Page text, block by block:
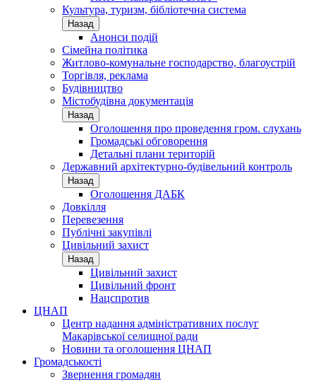
Культура, туризм, бібліотечна система
Назад
Анонси подій
Сімейна політика
Житлово-комунальне господарство, благоустрій
Торгівля, реклама
Будівництво
Містобудівна документація
Назад
Оголошення про проведення гром. слухань
Громадські обговорення
Детальні плани територій
Державний архітектурно-будівельний контроль
Назад
Оголошення ДАБК
Довкілля
Перевезення
Публічні закупівлі
Цивільний захист
Назад
Цивільний захист
Цивільний фронт
Нацспротив
ЦНАП
Центр надання адміністративних послуг
Макарівської селищної ради
Новини та оголошення ЦНАП
Громадськості
Звернення громадян